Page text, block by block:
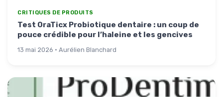
CRITIQUES DE PRODUITS
Test OraTicx Probiotique dentaire : un coup de
pouce crédible pour l’haleine et les gencives
13 mai 2026 · Aurélien Blanchard